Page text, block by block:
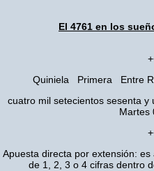
El 4761 en los
Quiniela Primera Entre
cuatro mil setecientos sesenta y
Martes
Apuesta directa por extensión:
de 1, 2, 3 o 4 cifras dentro